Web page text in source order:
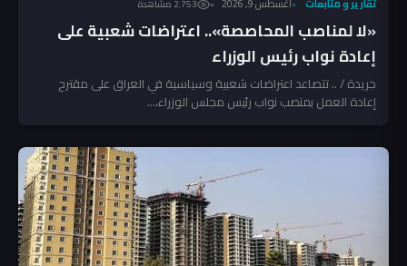
تقارير و متابعات أغسطس 9, 2026 2٬753 مشاهدة
«لا لمناصب المحاصصة».. اعتراضات شعبية على
إعادة نواب رئيس الوزراء
جريدة / .. تتصاعد اعتراضات شعبية وسياسية في العراق على مقترح
إعادة العمل بمنصب نواب رئيس مجلس الوزراء،...